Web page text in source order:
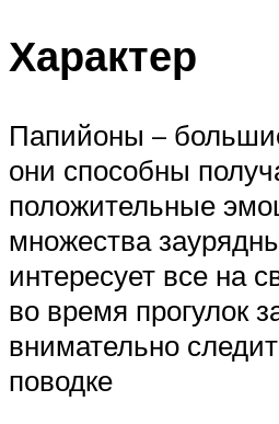
Характер
Папийоны –
они способны
положительные
множества
интересует все на
во время прогулок
внимательно
поводке